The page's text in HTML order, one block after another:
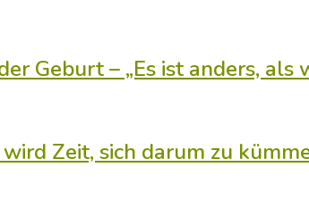
Geburt – „Es ist anders, als
Zeit, sich darum zu